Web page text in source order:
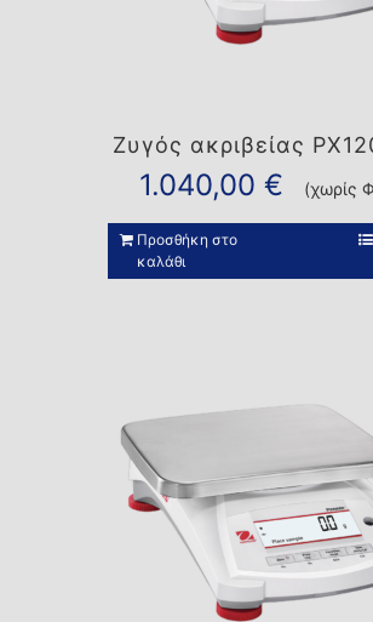
Ζυγός ακριβείας
1.040,00 € (χωρίς
Προσθήκη στο
καλάθι